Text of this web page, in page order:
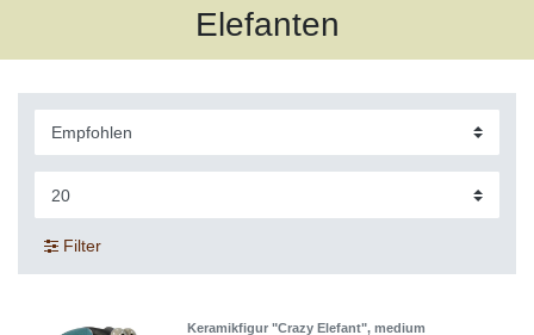
Elefanten
Filter
Keramikfigur "Crazy Elefant", medium